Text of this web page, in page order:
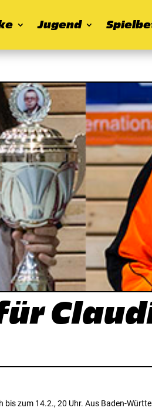
Jugend
zum 14.2., 20 Uhr. Aus Baden-